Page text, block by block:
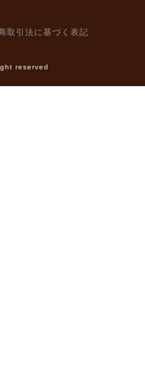
取引法に基づく表記
reserved